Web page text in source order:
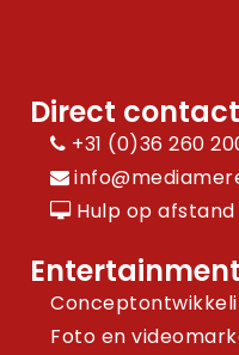
Direct contact
+31 (0)36 260
Hulp op afstand
Entertainment
Foto en